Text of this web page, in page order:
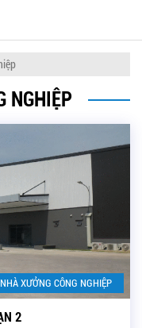
NGHIỆP
NHÀ XƯỞNG CÔNG NGHIỆP
2